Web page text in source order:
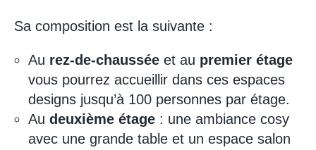
Sa composition est la suivante :
Au rez-de-chaussée et au premier étage
vous pourrez accueillir dans ces espaces
designs jusqu’à 100 personnes par étage.
Au deuxième étage : une ambiance cosy
avec une grande table et un espace salon